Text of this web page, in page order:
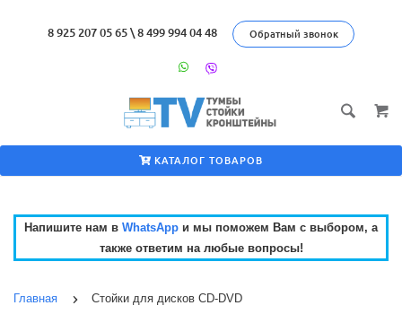
8 925 207 05 65 \ 8 499 994 04 48 Обратный звонок
КАТАЛОГ ТОВАРОВ
Напишите нам в WhatsApp и мы поможем Вам с выбором, а
также ответим на любые вопросы!
Главная Стойки для дисков CD-DVD